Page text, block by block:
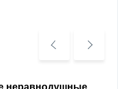
неравнодушные